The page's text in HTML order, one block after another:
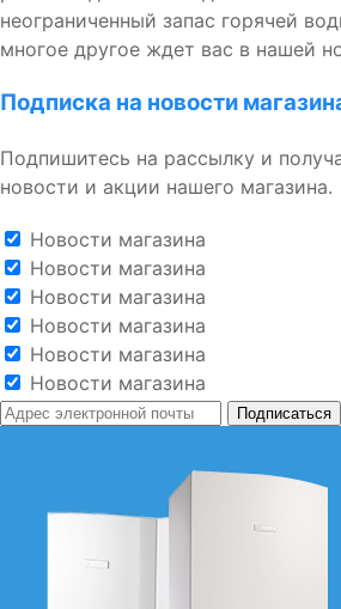
неограниченный запас горячей
многое другое ждет вас в нашей
Подписка на новости
Подпишитесь на рассылку и
новости и акции нашего магазина.
Новости магазина
Новости магазина
Новости магазина
Новости магазина
Новости магазина
Новости магазина